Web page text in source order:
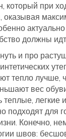
который при
должны
и про
тепло лучше,
вес
теплые, легкие
подходят для
Конечно,
швов: